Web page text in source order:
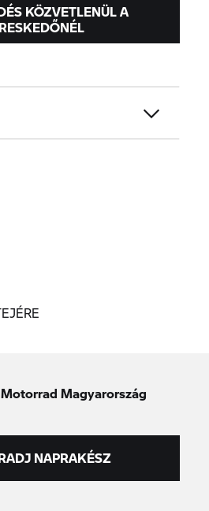
KÖZVETLENÜL A
Magyarország
NAPRAKÉSZ